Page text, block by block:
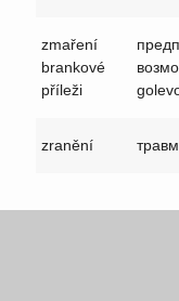
zmaření
brankové
příleži
zranění